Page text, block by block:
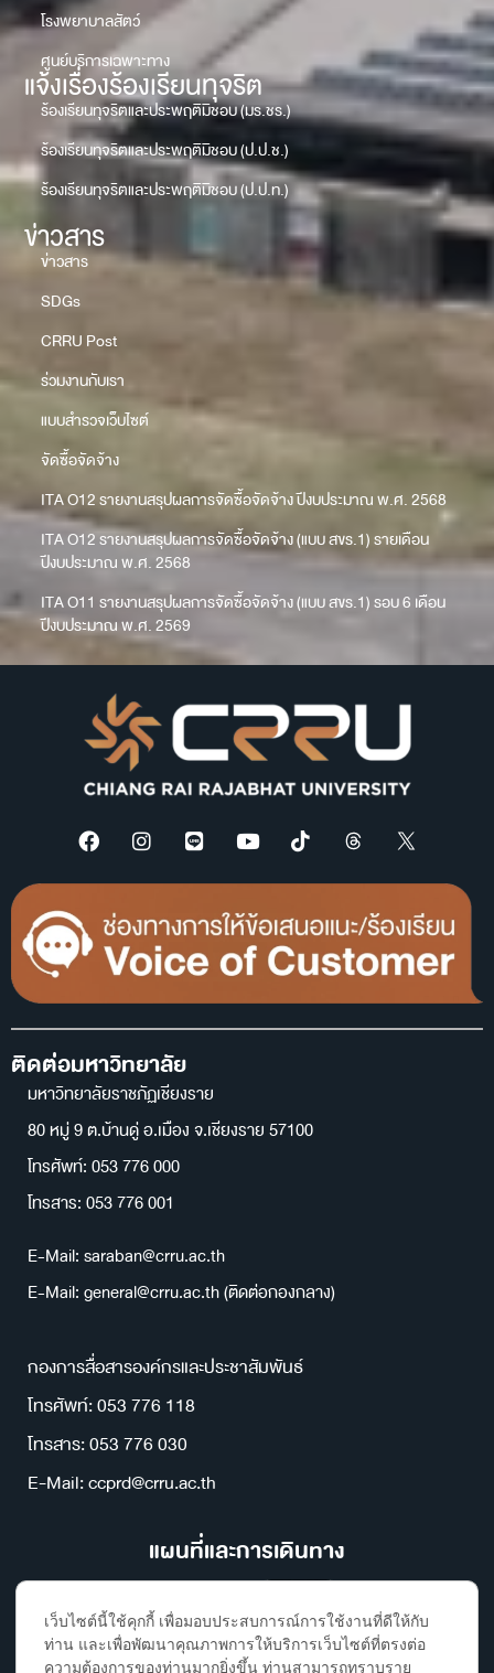
โรงพยาบาลสัตว์
ศูนย์บริการเฉพาะทาง
แจ้งเรื่องร้องเรียนทุจริต
ร้องเรียนทุจริตและประพฤติมิชอบ (มร.ชร.)
ร้องเรียนทุจริตและประพฤติมิชอบ (ป.ป.ช.)
ร้องเรียนทุจริตและประพฤติมิชอบ (ป.ป.ท.)
ข่าวสาร
ข่าวสาร
SDGs
CRRU Post
ร่วมงานกับเรา
แบบสำรวจเว็บไซต์
จัดซื้อจัดจ้าง
ITA O12 รายงานสรุปผลการจัดซื้อจัดจ้าง ปีงบประมาณ พ.ศ. 2568
ITA O12 รายงานสรุปผลการจัดซื้อจัดจ้าง (แบบ สขร.1) รายเดือน
ปีงบประมาณ พ.ศ. 2568
ITA O11 รายงานสรุปผลการจัดซื้อจัดจ้าง (แบบ สขร.1) รอบ 6 เดือน
ปีงบประมาณ พ.ศ. 2569
ติดต่อมหาวิทยาลัย
มหาวิทยาลัยราชภัฏเชียงราย
80 หมู่ 9 ต.บ้านดู่ อ.เมือง จ.เชียงราย 57100
โทรศัพท์: 053 776 000
โทรสาร: 053 776 001
E-Mail: saraban@crru.ac.th
E-Mail: general@crru.ac.th (ติดต่อกองกลาง)
กองการสื่อสารองค์กรและประชาสัมพันธ์
โทรศัพท์: 053 776 118
โทรสาร: 053 776 030
E-Mail: ccprd@crru.ac.th
แผนที่และการเดินทาง
เว็บไซต์นี้ใช้คุกกี้ เพื่อมอบประสบการณ์การใช้งานที่ดีให้กับ
ท่าน และเพื่อพัฒนาคุณภาพการให้บริการเว็บไซต์ที่ตรงต่อ
ความต้องการของท่านมากยิ่งขึ้น ท่านสามารถทราบราย